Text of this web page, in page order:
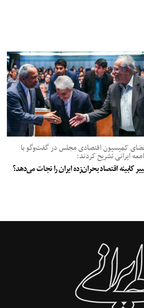
کمیسیون اقتصادی مجلس در گفت‌وگو با
ایرانی تشریح کردند:
کابینه اقتصاد بحران‌زده ایران را نجات می‌دهد؟